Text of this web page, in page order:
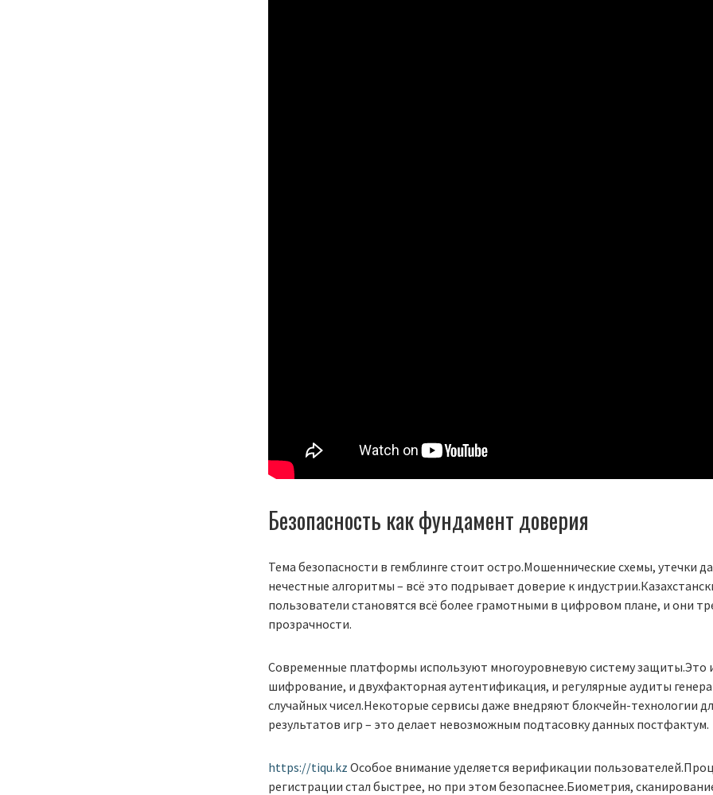
Безопасность как фундамент доверия
Тема безопасности в гемблинге стоит остро.Мошеннические схемы, утечки
нечестные алгоритмы – всё это подрывает доверие к
пользователи становятся всё более грамотными в цифровом плане, и они
прозрачности.
Современные платформы используют многоуровневую систему защиты.Это
шифрование, и двухфакторная аутентификация, и регулярные аудиты
случайных чисел.Некоторые сервисы даже внедряют блокчейн-технологии
результатов игр – это делает невозможным подтасовку данных постфактум.
https://tiqu.kz Особое внимание уделяется верификации
регистрации стал быстрее, но при этом безопаснее.Биометрия,